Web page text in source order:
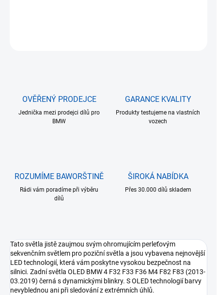
OVĚŘENÝ PRODEJCE
Jednička mezi prodejci dílů pro
BMW
GARANCE KVALITY
Produkty testujeme na vlastních
vozech
ROZUMÍME BAWORŠTINĚ
Rádi vám poradíme při výběru
dílů
ŠIROKÁ NABÍDKA
Přes 30.000 dílů skladem
Tato světla jistě zaujmou svým ohromujícím perleťovým
sekvenčním světlem pro poziční světla a jsou vybavena nejnovější
LED technologií, která vám poskytne vysokou bezpečnost na
silnici. Zadní světla OLED BMW 4 F32 F33 F36 M4 F82 F83 (2013-
03.2019) černá s dynamickými blinkry. S OLED technologií barvy
nevyblednou ani při sledování z extrémních úhlů.